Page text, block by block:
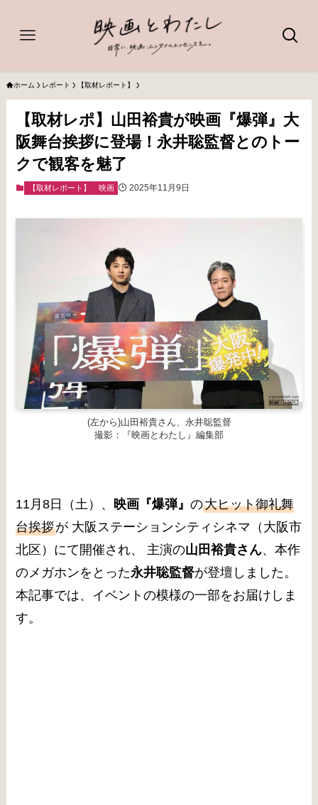
ホーム レポート 【取材レポート】
【取材レポ】山田裕貴が映画『爆弾』大
阪舞台挨拶に登場！永井聡監督とのトー
クで観客を魅了
【取材レポート】 映画 2025年11月9日
(左から)山田裕貴さん、永井聡監督
撮影：『映画とわたし』編集部
11月8日（土）、 映画『爆弾』の大ヒット御礼舞
台挨拶が 大阪ステーションシティシネマ（大阪市
北区）にて開催され、 主演の山田裕貴さん、本作
のメガホンをとった永井聡監督が登壇しました。
本記事では、イベントの模様の一部をお届けしま
す。